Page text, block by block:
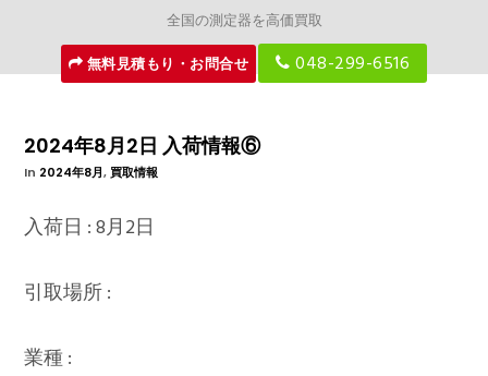
全国の測定器を高価買取
無料見積もり・お問合せ
048-299-6516
2024年8月2日 入荷情報⑥
In 2024年8月,買取情報
入荷日 : 8月2日
引取場所 :
業種 :